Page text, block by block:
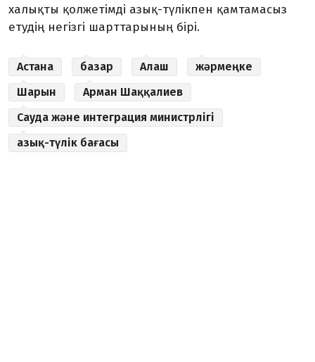
халықты қолжетімді азық-түлікпен қамтамасыз
етудің негізгі шарттарының бірі.
Астана базар Алаш
жәрмеңке
Шарын
Арман Шаққалиев
Сауда және интеграция министрлігі
азық-түлік бағасы